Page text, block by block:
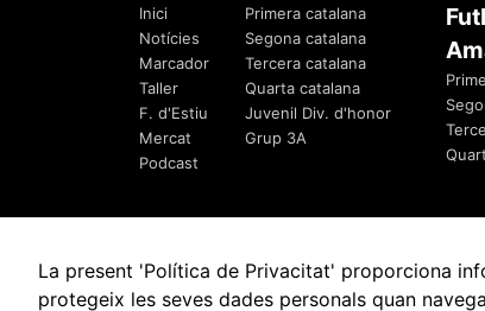
Inici
Notícies
Marcador
Taller
F. d'Estiu
Mercat
Podcast
Primera catalana
Segona catalana
Tercera catalana
Quarta catalana
Juvenil Div. d'honor
Grup 3A
La present 'Política de Privacitat' proporciona
protegeix les seves dades personals quan